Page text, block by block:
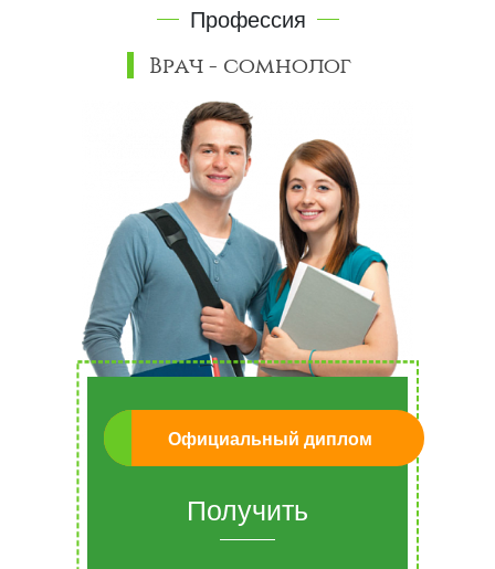
Профессия
Врач - сомнолог
Официальный диплом
Получить